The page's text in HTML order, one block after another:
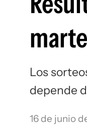
Los
depende
16 de junio